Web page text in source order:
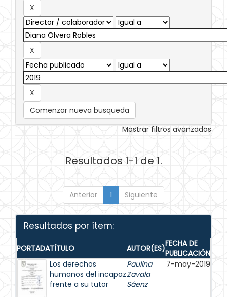
Comenzar nueva busqueda
Mostrar filtros avanzados
Resultados 1-1 de 1.
Anterior 1 Siguiente
Resultados por ítem:
PORTADATÍTULO AUTOR(ES)FECHA DE
PUBLICACIÓN
Los derechos
humanos del incapaz
frente a su tutor
Paulina
Zavala
Sáenz
7-may-2019